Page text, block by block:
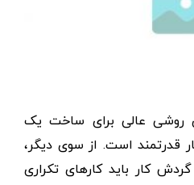
روشی عالی برای ساخت یک
است. از سوی دیگر،
کار باید کارهای تکراری